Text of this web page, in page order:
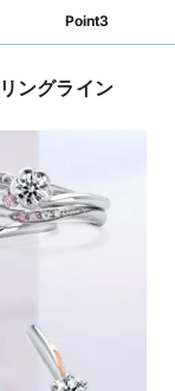
Point3
ングライン